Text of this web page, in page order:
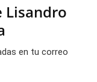
Lisandro
en tu correo